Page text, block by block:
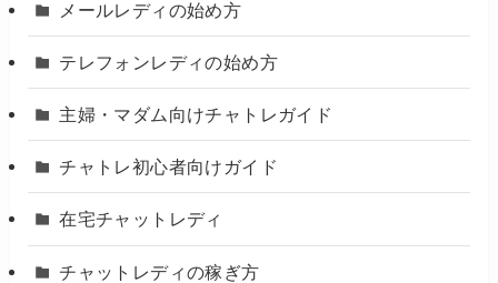
メールレディの始め方
テレフォンレディの始め方
主婦・マダム向けチャトレガイド
チャトレ初心者向けガイド
在宅チャットレディ
チャットレディの稼ぎ方